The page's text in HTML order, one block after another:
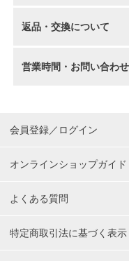
返品・交換について
営業時間・お問い合わ
会員登録／ログイン
オンラインショップガイド
よくある質問
特定商取引法に基づく表示